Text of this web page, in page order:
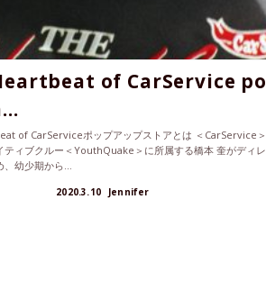
of CarService po
of CarServiceポップアップストアとは ＜CarService＞
ティブクルー＜YouthQuake＞に所属する橋本 奎がディレ
幼少期から...
2020.3.10 Jennifer